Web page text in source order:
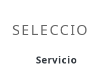
Servicio